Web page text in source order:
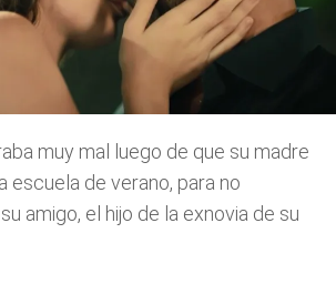
muy mal luego de que su madre
escuela de verano, para no
amigo, el hijo de la exnovia de su